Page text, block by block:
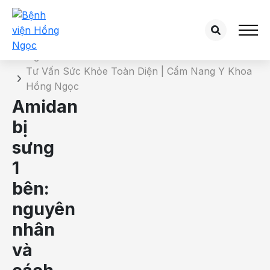
Chi tiết bài tư vấn
Tư Vấn Sức Khỏe Toàn Diện | Cẩm Nang Y Khoa
Hồng Ngọc
Amidan
bị
sưng
1
bên:
nguyên
nhân
và